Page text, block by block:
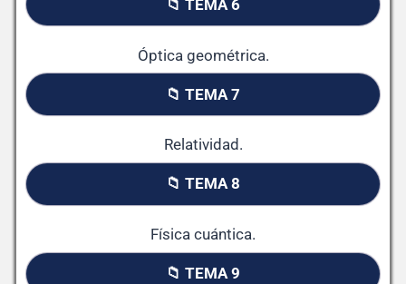
📁 TEMA 6
Óptica geométrica.
📁 TEMA 7
Relatividad.
📁 TEMA 8
Física cuántica.
📁 TEMA 9